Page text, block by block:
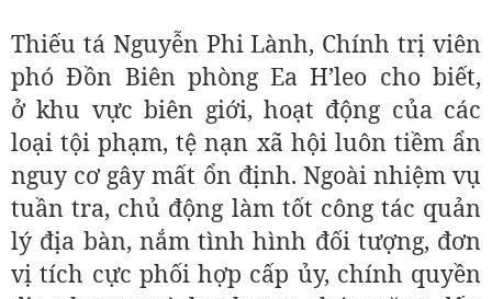
Thiếu tá Nguyễn Phi Lành, Chính trị viên
phó Đồn Biên phòng Ea H’leo cho biết,
ở khu vực biên giới, hoạt động của các
loại tội phạm, tệ nạn xã hội luôn tiềm ẩn
nguy cơ gây mất ổn định. Ngoài nhiệm vụ
tuần tra, chủ động làm tốt công tác quản
lý địa bàn, nắm tình hình đối tượng, đơn
vị tích cực phối hợp cấp ủy, chính quyền